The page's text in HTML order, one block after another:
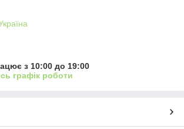
з 10:00 до 19:00
графік роботи